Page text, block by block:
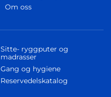
Om oss
Sitte- ryggputer og
madrasser
Gang og hygiene
Reservedelskatalog